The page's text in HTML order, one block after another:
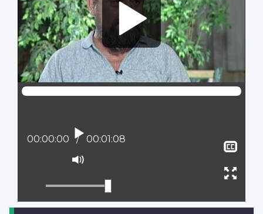
Lire
mode
muet
Position actuelle :
00:00:00 Temps total :
00:01:08